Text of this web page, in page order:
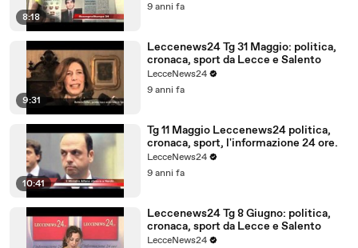
8:18
9 anni fa
9:31
Leccenews24 Tg 31 Maggio: politica,
cronaca, sport da Lecce e Salento
LecceNews24
9 anni fa
10:41
Tg 11 Maggio Leccenews24 politica,
cronaca, sport, l'informazione 24 ore.
LecceNews24
9 anni fa
Leccenews24 Tg 8 Giugno: politica,
cronaca, sport da Lecce e Salento
LecceNews24